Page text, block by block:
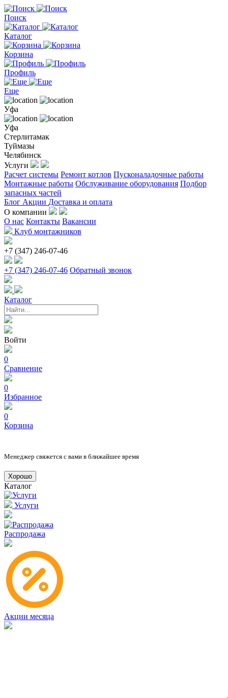
Поиск
Каталог
Корзина
Профиль
Еще
Уфа
Уфа
Стерлитамак
Туймазы
Челябинск
Услуги
Расчет системы Ремонт котлов Пусконаладочные работы
Монтажные работы Обслуживание оборудования Подбор
запасных частей
Блог Акции Доставка и оплата
О компании
О нас Контакты Вакансии
Клуб монтажников
+7 (347) 246-07-46
+7 (347) 246-07-46 Обратный звонок
Каталог
Войти
0
Сравнение
0
Избранное
0
Корзина
Менеджер свяжется с вами в ближайшее время
Хорошо
Каталог
Услуги
Распродажа
Акции месяца